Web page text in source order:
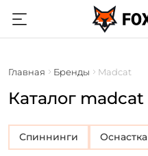
Главная Бренды Madcat
Каталог madcat
Спиннинги Оснастка